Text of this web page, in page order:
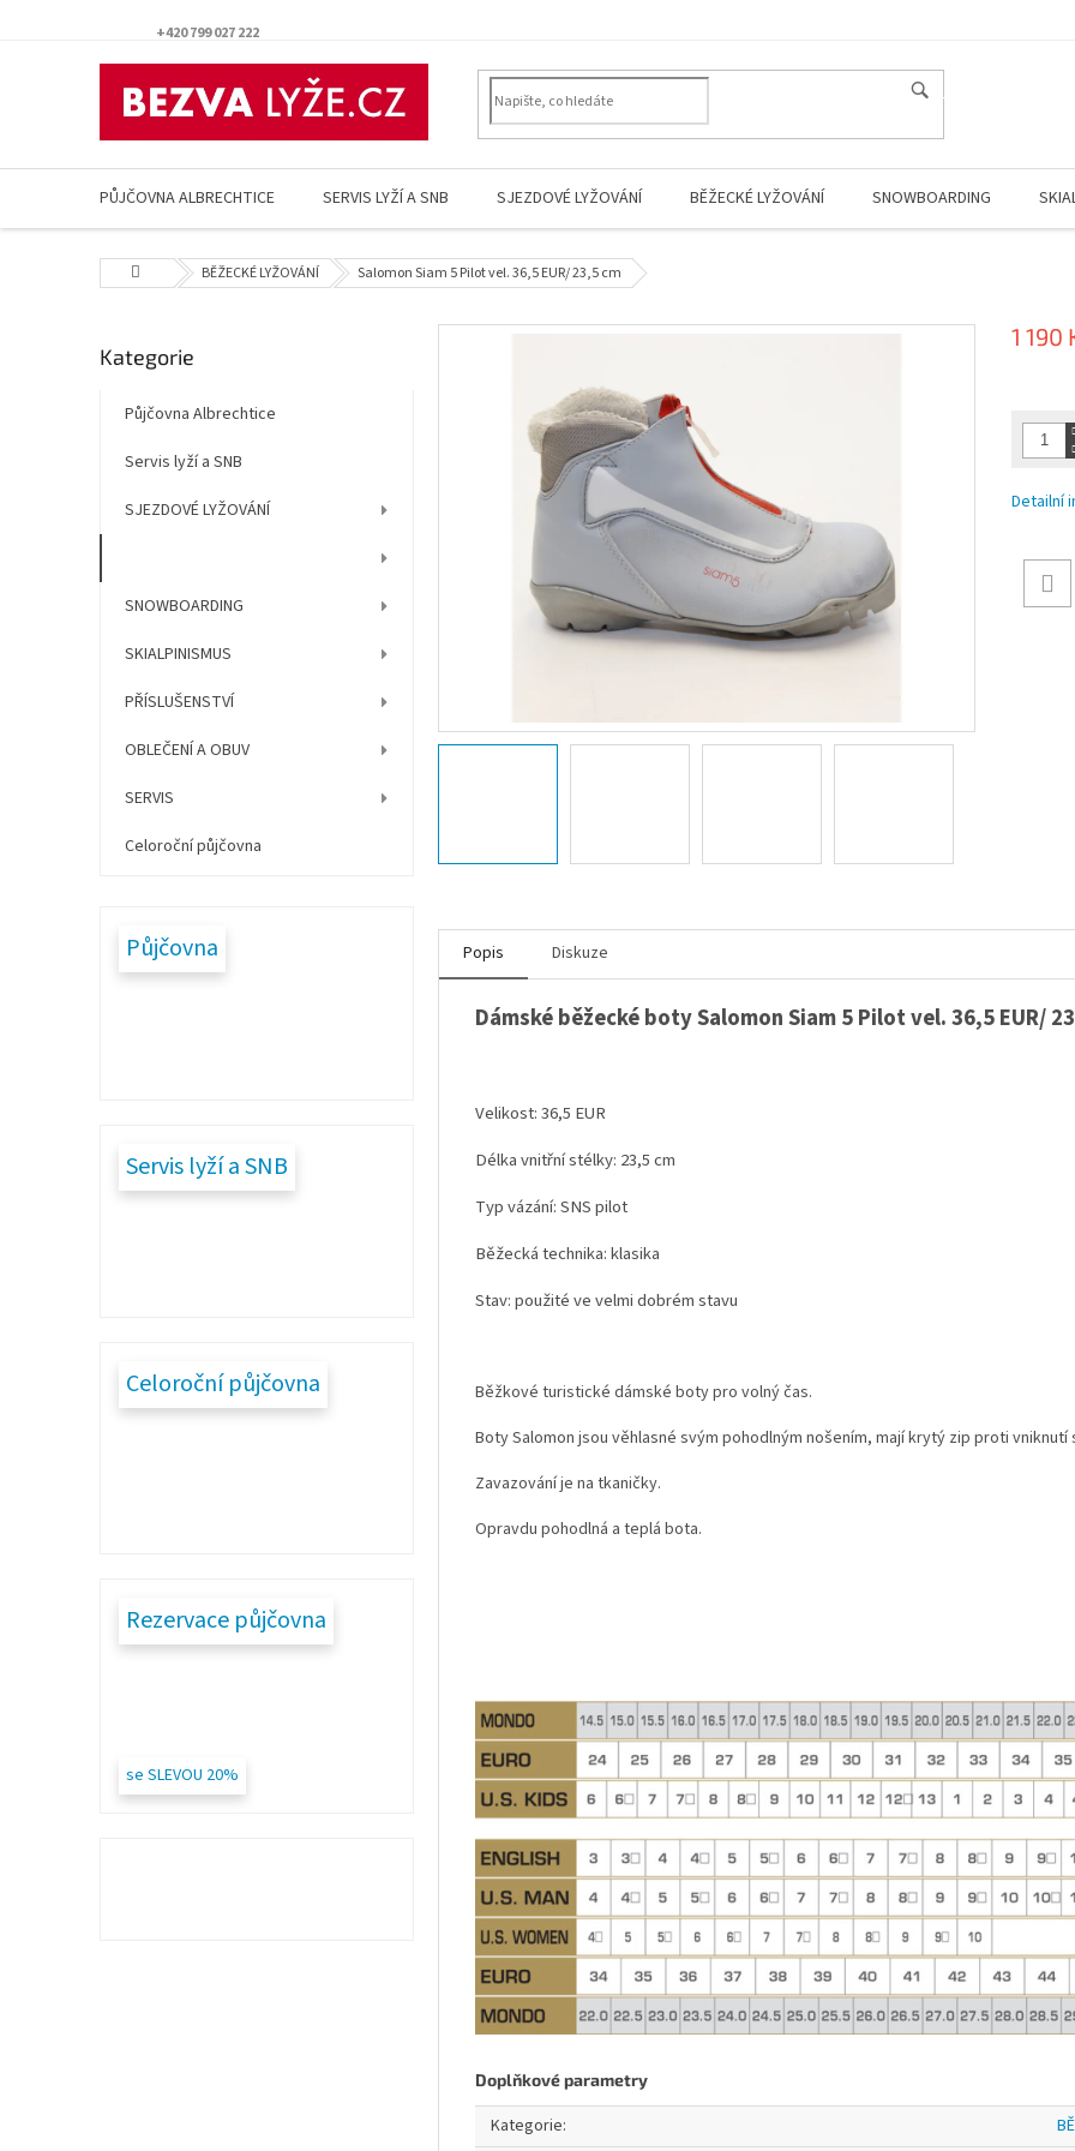
+420 799 027 222
PŮJČOVNA ALBRECHTICE SERVIS LYŽÍ A SNB SJEZDOVÉ LYŽOVÁNÍ BĚŽECKÉ LYŽOVÁNÍ SNOWBOARDING
Domů BĚŽECKÉ LYŽOVÁNÍ Salomon Siam 5 Pilot vel. 36,5 EUR/ 23,5 cm
o
Přeskočit
Kategorie
Půjčovna Albrechtice
Servis lyží a SNB
SJEZDOVÉ LYŽOVÁNÍ
SNOWBOARDING
SKIALPINISMUS
PŘÍSLUŠENSTVÍ
OBLEČENÍ A OBUV
SERVIS
Celoroční půjčovna
Půjčovna
Servis lyží a SNB
Celoroční půjčovna
Rezervace půjčovna
se SLEVOU 20%
1 190
Detailní
Popis Diskuze
Dámské běžecké boty Salomon Siam 5 Pilot vel. 36,5 EUR/
Velikost: 36,5 EUR
Délka vnitřní stélky: 23,5 cm
Typ vázání: SNS pilot
Běžecká technika: klasika
Stav: použité ve velmi dobrém stavu
Běžkové turistické dámské boty pro volný čas.
Boty Salomon jsou věhlasné svým pohodlným nošením, mají krytý zip proti vniknutí
Zavazování je na tkaničky.
Opravdu pohodlná a teplá bota.
Doplňkové parametry
Kategorie: